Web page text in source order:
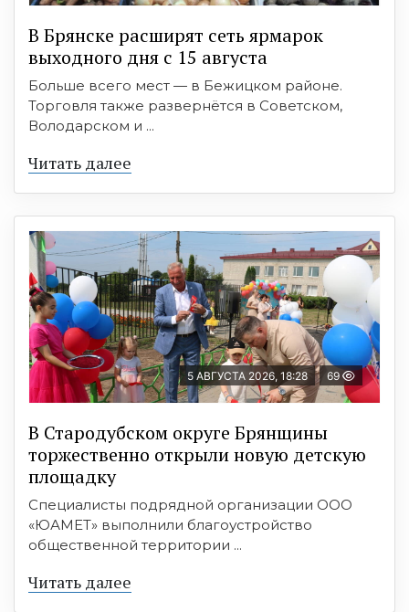
В Брянске расширят сеть ярмарок
выходного дня с 15 августа
Больше всего мест — в Бежицком районе.
Торговля также развернётся в Советском,
Володарском и ...
Читать далее
5 АВГУСТА 2026, 18:28 69
В Стародубском округе Брянщины
торжественно открыли новую детскую
площадку
Специалисты подрядной организации ООО
«ЮАМЕТ» выполнили благоустройство
общественной территории ...
Читать далее